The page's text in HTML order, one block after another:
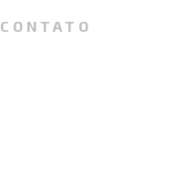
CONTATO